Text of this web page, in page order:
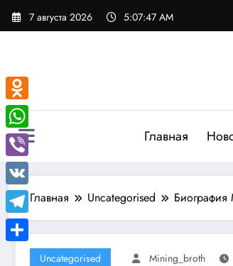
Перейти
7 августа 2026 5:07:48 AM
Главная
Главная Uncategorised Биография
Uncategorised Mining_broth
Odnoklassniki
WhatsApp
Viber
VK
Telegram
Отправить